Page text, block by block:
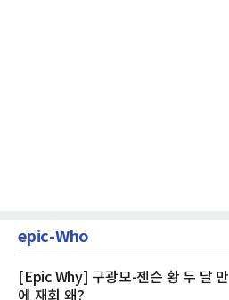
epic-Who
[Epic Why] 구광모-젠슨 황 두 달 만
에 재회 왜?